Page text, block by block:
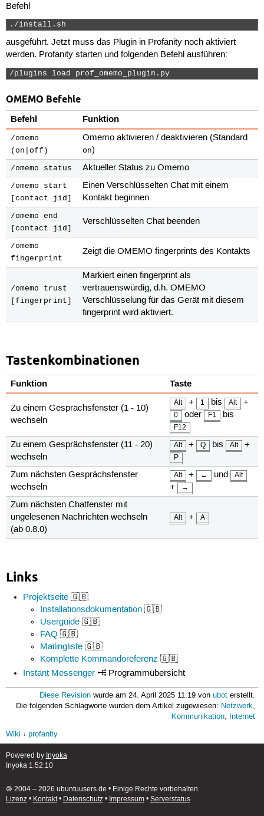
Befehl
./install.sh
ausgeführt. Jetzt muss das Plugin in Profanity noch aktiviert
werden. Profanity starten und folgenden Befehl ausführen:
/plugins load prof_omemo_plugin.py
OMEMO Befehle
Befehl
Funktion
/omemo
(on|off)
Omemo aktivieren / deaktivieren (Standard
on)
/omemo status Aktueller Status zu Omemo
/omemo start
[contact jid]
Einen Verschlüsselten Chat mit einem
Kontakt beginnen
/omemo end
[contact jid]
Verschlüsselten Chat beenden
/omemo
fingerprint
Zeigt die OMEMO fingerprints des Kontakts
/omemo trust
[fingerprint]
Markiert einen fingerprint als
vertrauenswürdig, d.h. OMEMO
Verschlüsselung für das Gerät mit diesem
fingerprint wird aktiviert.
Tastenkombinationen
Funktion Taste
Zu einem Gesprächsfenster (1 - 10)
wechseln
Alt + 1 bis Alt +
0 oder F1 bis
F12
Zu einem Gesprächsfenster (11 - 20)
wechseln
Alt + Q bis Alt +
P
Zum nächsten Gesprächsfenster
wechseln
Alt + ← und Alt
+ →
Zum nächsten Chatfenster mit
ungelesenen Nachrichten wechseln
(ab 0.8.0)
Alt + A
Links
Projektseite 🇬🇧
Installationsdokumentation 🇬🇧
Userguide 🇬🇧
FAQ 🇬🇧
Mailingliste 🇬🇧
Komplette Kommandoreferenz 🇬🇧
Instant Messenger
Programmübersicht
Diese Revision wurde am 24. April 2025 11:19 vonubot erstellt.
Die folgenden Schlagworte wurden dem Artikel zugewiesen: Netzwerk,
Kommunikation, Internet
Wiki
profanity
Powered by Inyoka
Inyoka 1.52.10
🄯 2004 – 2026 ubuntuusers.de • Einige Rechte vorbehalten
Lizenz• Kontakt• Datenschutz• Impressum• Serverstatus